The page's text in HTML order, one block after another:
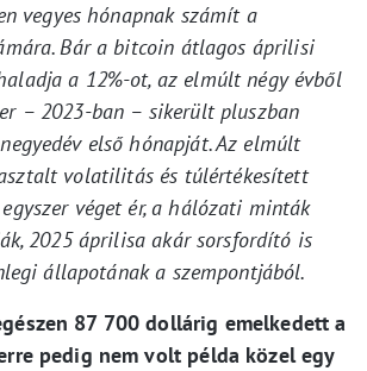
vegyes hónapnak számít a
Bár a bitcoin átlagos áprilisi
a 12%-ot, az elmúlt négy évből
– 2023-ban – sikerült pluszban
első hónapját. Az elmúlt
volatilitás és túlértékesített
véget ér, a hálózati minták
2025 áprilisa akár sorsfordító is
állapotának a szempontjából.
87 700 dollárig emelkedett a
pedig nem volt példa közel egy